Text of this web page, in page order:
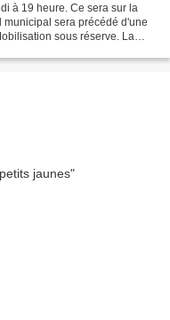
à 19 heure. Ce sera sur la
sous réserve. La